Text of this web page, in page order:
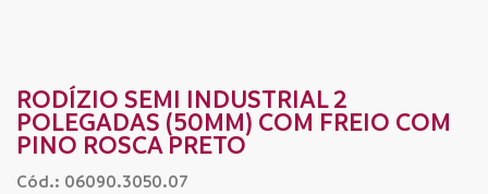
RODÍZIO SEMI INDUSTRIAL 2
POLEGADAS (50MM) COM FREIO COM
PINO ROSCA PRETO
Cód.: 06090.3050.07